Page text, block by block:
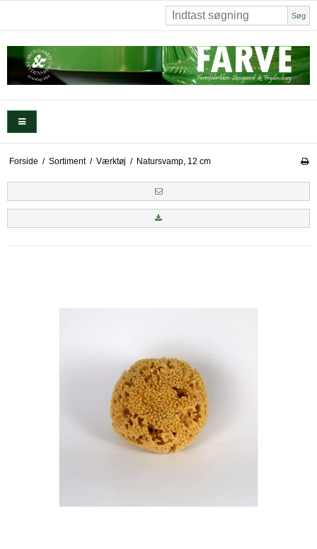
Søg
Forside / Sortiment / Værktøj / Natursvamp, 12 cm